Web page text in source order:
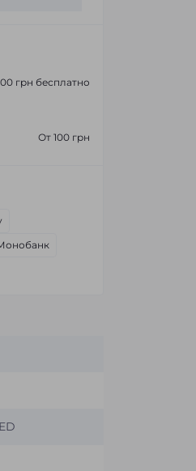
грн бесплатно
От 100 грн